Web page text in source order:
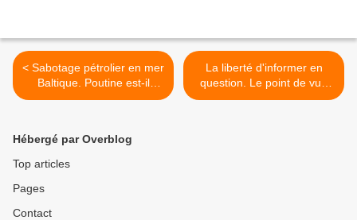
< Sabotage pétrolier en mer
Baltique. Poutine est-il
forcément coupable ?
La liberté d'informer en
question. Le point de vue
éclairé de Christine Kelly. >
Hébergé par Overblog
Top articles
Pages
Contact